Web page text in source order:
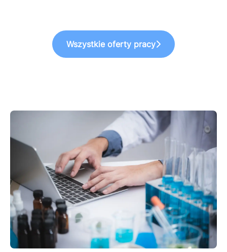
Wszystkie oferty pracy